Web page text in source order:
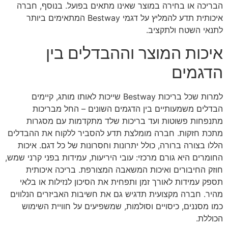
הבריכה או בחירה במוצר שאינו מתאים בפועל. בנוסף, חברה
איכותית תדע להמליץ על דגמי Bestway המתאימים ביותר
לתנאי השטח ולתקציב.
איכות המוצר וההבדלים בין
הדגמים
למרות שכל בריכות Bestway שייכות לאותו מותג, קיימים
הבדלים משמעותיים בין הדגמים השונים – החל מבריכות
מתנפחות פשוטות ועד בריכות שלד מתקדמות עם מסגרות
מתכת חזקות. חברה מומלצת תדע להסביר ללקוח את ההבדלים
הללו בצורה ברורה, כולל יתרונות וחסרונות של כל דגם. איכות
החומרים היא גורם מרכזי: עובי היריעות, עמידות בפני קרני שמש,
חוזק החיבורים ואיכות המשאבה המצורפת. בריכה איכותית
תספק עמידות לאורך זמן ותפחית את הסיכון לנזילות או בלאי
מהיר. חברה מקצועית תדגיש גם את חשיבות האביזרים הנלווים
כמו מסננים, כיסויים וסולמות, שמשפיעים על חוויית השימוש
הכוללת.